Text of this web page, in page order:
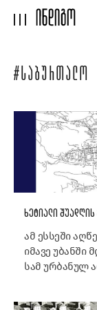
#ᲡᲐᲑᲣᲠᲗᲐᲚᲝ
ᲮᲔᲢᲘᲐᲚᲘ
ამ ესსეში
იმავე უბანში
სამ ურბანულ